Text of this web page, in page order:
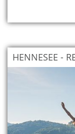
HENNESEE -